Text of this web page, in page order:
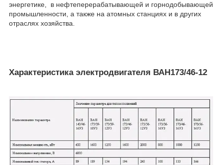
энергетике, в нефтеперерабатывающей и горнодобывающей
промышленности, а также на атомных станциях и в других
отраслях хозяйства.
Характеристика электродвигателя ВАН173/46-12